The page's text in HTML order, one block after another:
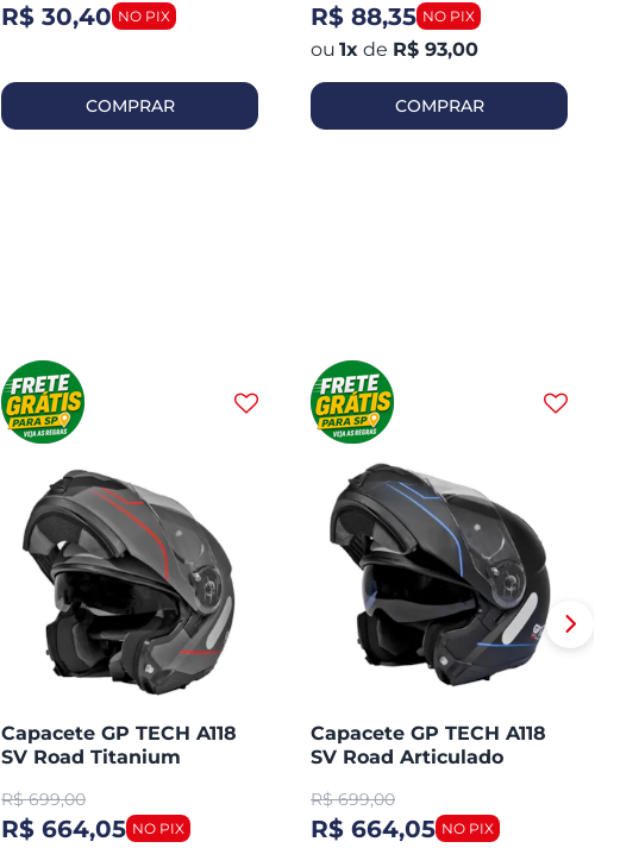
R$ 30,40
COMPRAR
R$ 88,35
1x de R$ 93,00
COMPRAR
Capacete GP TECH A118
SV Road Titanium
Fosco
R$ 699,00
R$ 664,05
Capacete GP TECH A118
SV Road Articulado
R$ 699,00
R$ 664,05